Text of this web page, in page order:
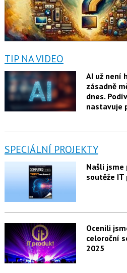
TIP NA VIDEO
AI už není
zásadně
dnes.
nastavuje
SPECIÁLNÍ PROJEKTY
Našli
soutěže
Ocenili
celoroční
2025